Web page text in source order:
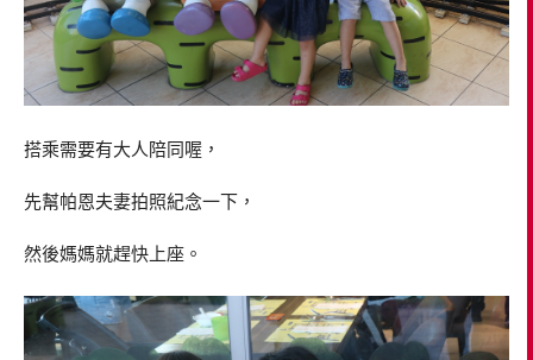
搭乘需要有大人陪同喔，
先幫帕恩夫妻拍照紀念一下，
然後媽媽就趕快上座。